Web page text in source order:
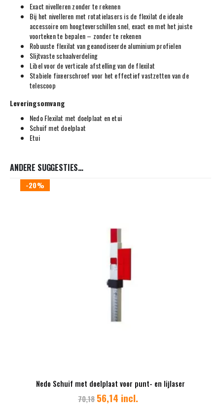
Exact nivelleren zonder te rekenen
Bij het nivelleren met rotatielasers is de flexilat de ideale
accessoire om hoogteverschillen snel, exact en met het juiste
voorteken te bepalen – zonder te rekenen
Robuuste flexilat van geanodiseerde aluminium profielen
Slijtvaste schaalverdeling
Libel voor de verticale afstelling van de flexilat
Stabiele fixeerschroef voor het effectief vastzetten van de
telescoop
Leveringsomvang
Nedo Flexilat met doelplaat en etui
Schuif met doelplaat
Etui
ANDERE SUGGESTIES…
-20%
Nedo Schuif met doelplaat voor punt- en lijlaser
70,18 56,14 incl.